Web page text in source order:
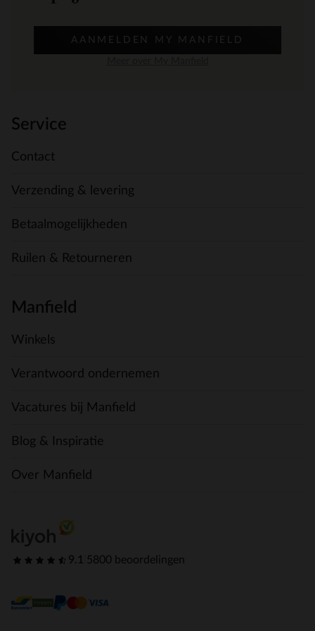
AANMELDEN MY MANFIELD
Service
Contact
Verzending & levering
Betaalmogelijkheden
Ruilen & Retourneren
Manfield
Winkels
Verantwoord ondernemen
Vacatures bij Manfield
Blog & Inspiratie
Over Manfield
9.1 5800 beoordelingen